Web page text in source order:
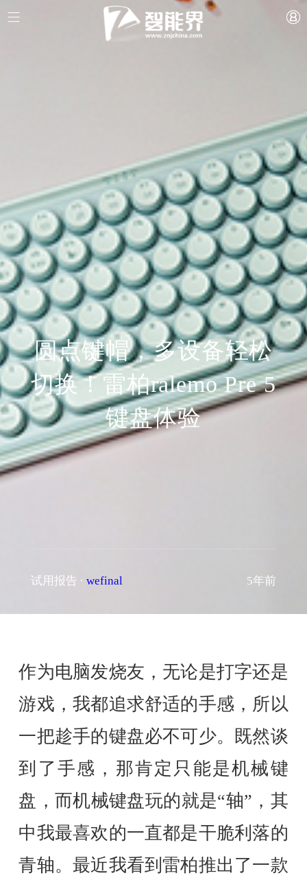
圆点键帽，多设备轻松
切换！雷柏ralemo Pre 5
键盘体验
试用报告 · wefinal 5年前
作为电脑发烧友，无论是打字还是
游戏，我都追求舒适的手感，所以
一把趁手的键盘必不可少。既然谈
到了手感，那肯定只能是机械键
盘，而机械键盘玩的就是“轴”，其
中我最喜欢的一直都是干脆利落的
青轴。最近我看到雷柏推出了一款